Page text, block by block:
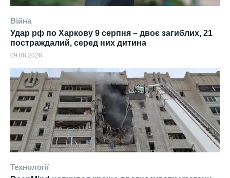
Війна
Удар рф по Харкову 9 серпня – двоє загиблих, 21
постраждалий, серед них дитина
09.08.2026
Технології